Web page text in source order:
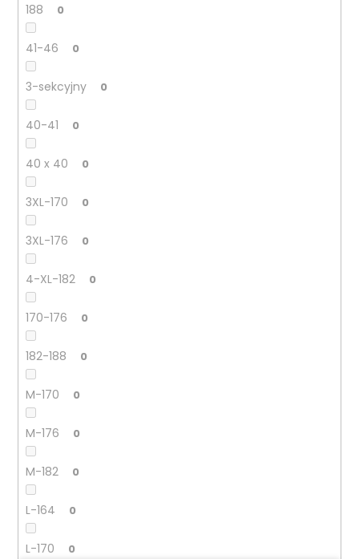
188 0
41-46 0
3-sekcyjny 0
40-41 0
40 x 40 0
3XL-170 0
3XL-176 0
4-XL-182 0
170-176 0
182-188 0
M-170 0
M-176 0
M-182 0
L-164 0
L-170 0